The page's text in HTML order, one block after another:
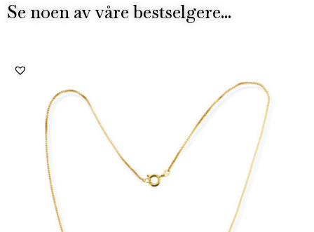
Se noen av våre bestselgere...